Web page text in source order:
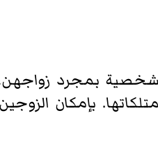
بمجرد
بإمكان